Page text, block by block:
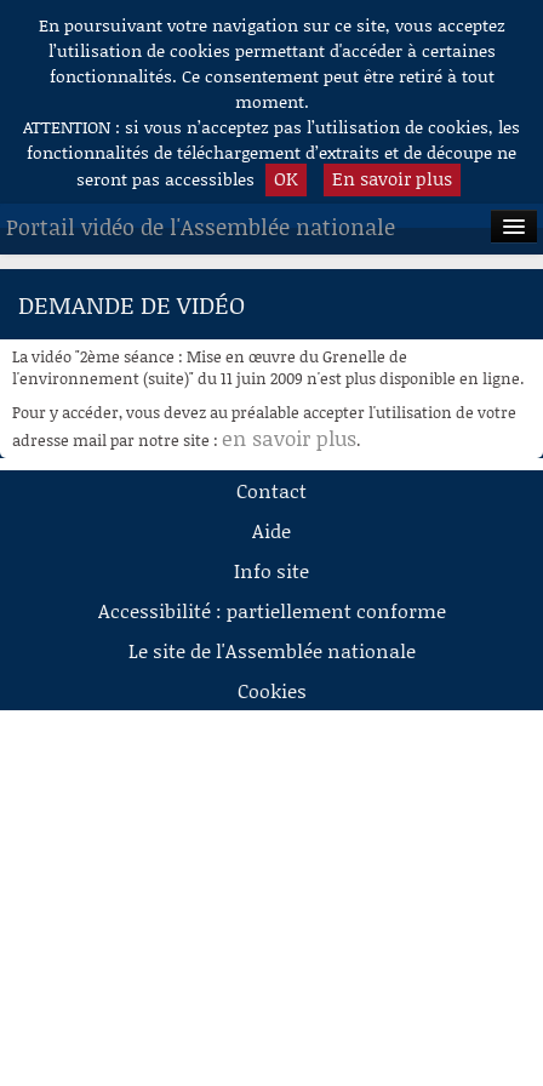
Aller au contenu
En poursuivant votre navigation sur ce site, vous acceptez
l’utilisation de cookies permettant d'accéder à certaines
fonctionnalités. Ce consentement peut être retiré à tout
moment.
ATTENTION : si vous n’acceptez pas l’utilisation de cookies, les
fonctionnalités de téléchargement d’extraits et de découpe ne
seront pas accessibles
OK En savoir plus
Portail vidéo de l'Assemblée nationale
ACCUEIL
À LA DEMANDE
RECHERCHE
AIDE À LA DÉCOUPE
DEMANDE DE VIDÉO
La vidéo "2ème séance : Mise en œuvre du Grenelle de
l'environnement (suite)" du 11 juin 2009 n'est plus disponible en ligne.
Pour y accéder, vous devez au préalable accepter l'utilisation de votre
adresse mail par notre site : en savoir plus.
Contact
Aide
Info site
Accessibilité : partiellement conforme
Le site de l'Assemblée nationale
Cookies